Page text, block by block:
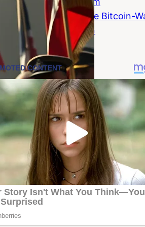
Quantencomputer alte Bitcoin-
zum Problem machen
Coinzeitung